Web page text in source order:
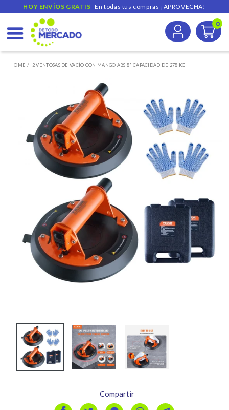
directamente
HOY ENVÍOS GRATIS En todas tus compras ¡APROVECHA!
0
HOME / 2 VENTOSAS DE VACÍO CON MANGO ABS 8" CAPACIDAD DE 278 KG
Compartir